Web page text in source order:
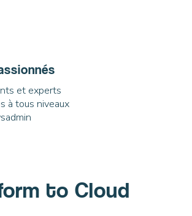
et experts
à tous niveaux
to Cloud